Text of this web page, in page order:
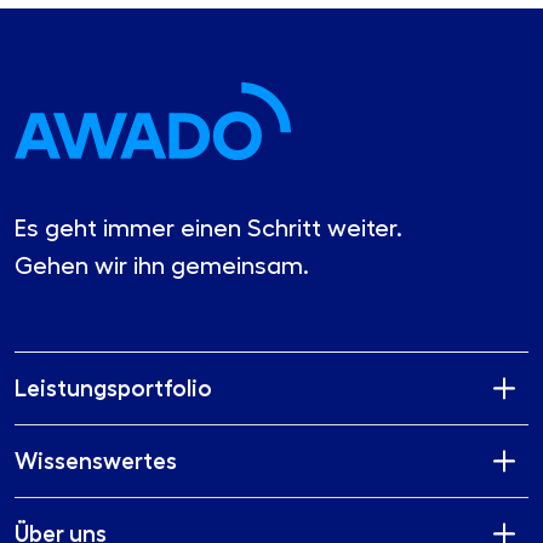
Es geht immer einen Schritt weiter.
Gehen wir ihn gemeinsam.
Leistungsportfolio
Wissenswertes
Über uns